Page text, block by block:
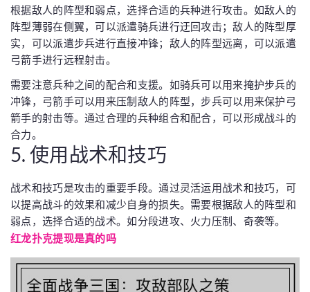
根据敌人的阵型和弱点，选择合适的兵种进行攻击。如敌人的
阵型薄弱在侧翼，可以派遣骑兵进行迂回攻击；敌人的阵型厚
实，可以派遣步兵进行直接冲锋；敌人的阵型远离，可以派遣
弓箭手进行远程射击。
需要注意兵种之间的配合和支援。如骑兵可以用来掩护步兵的
冲锋，弓箭手可以用来压制敌人的阵型，步兵可以用来保护弓
箭手的射击等。通过合理的兵种组合和配合，可以形成战斗的
合力。
5. 使用战术和技巧
战术和技巧是攻击的重要手段。通过灵活运用战术和技巧，可
以提高战斗的效果和减少自身的损失。需要根据敌人的阵型和
弱点，选择合适的战术。如分段进攻、火力压制、奇袭等。
红龙扑克提现是真的吗